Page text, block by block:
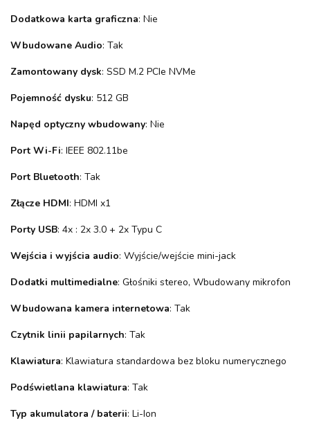
Dodatkowa karta graficzna: Nie
Wbudowane Audio: Tak
Zamontowany dysk: SSD M.2 PCIe NVMe
Pojemność dysku: 512 GB
Napęd optyczny wbudowany: Nie
Port Wi-Fi: IEEE 802.11be
Port Bluetooth: Tak
Złącze HDMI: HDMI x1
Porty USB: 4x : 2x 3.0 + 2x Typu C
Wejścia i wyjścia audio: Wyjście/wejście mini-jack
Dodatki multimedialne: Głośniki stereo, Wbudowany mikrofon
Wbudowana kamera internetowa: Tak
Czytnik linii papilarnych: Tak
Klawiatura: Klawiatura standardowa bez bloku numerycznego
Podświetlana klawiatura: Tak
Typ akumulatora / baterii: Li-Ion